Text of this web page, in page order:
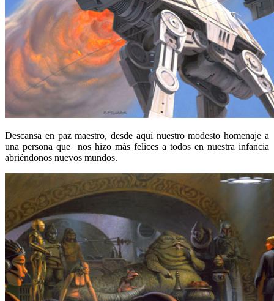
Descansa en paz maestro, desde aquí nuestro modesto homenaje a
una persona que nos hizo más felices a todos en nuestra infancia
abriéndonos nuevos mundos.